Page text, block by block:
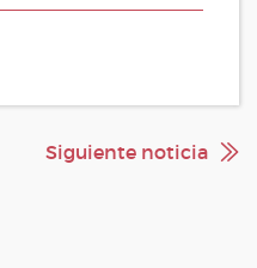
Siguiente noticia